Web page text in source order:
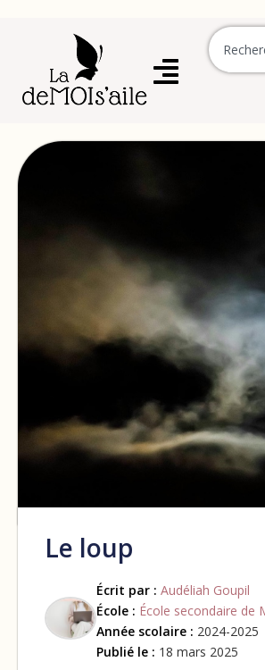
Le loup
Écrit par : Audéliah Goupil
École : École secondaire de
Année scolaire : 2024-2025
Publié le : 18 mars 2025